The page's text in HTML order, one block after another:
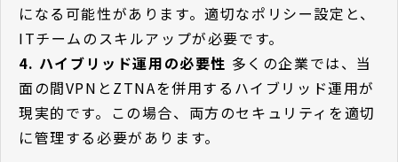
になる可能性があります。適切なポリシー設定と、
ITチームのスキルアップが必要です。
4. ハイブリッド運用の必要性 多くの企業では、当
面の間VPNとZTNAを併用するハイブリッド運用が
現実的です。この場合、両方のセキュリティを適切
に管理する必要があります。